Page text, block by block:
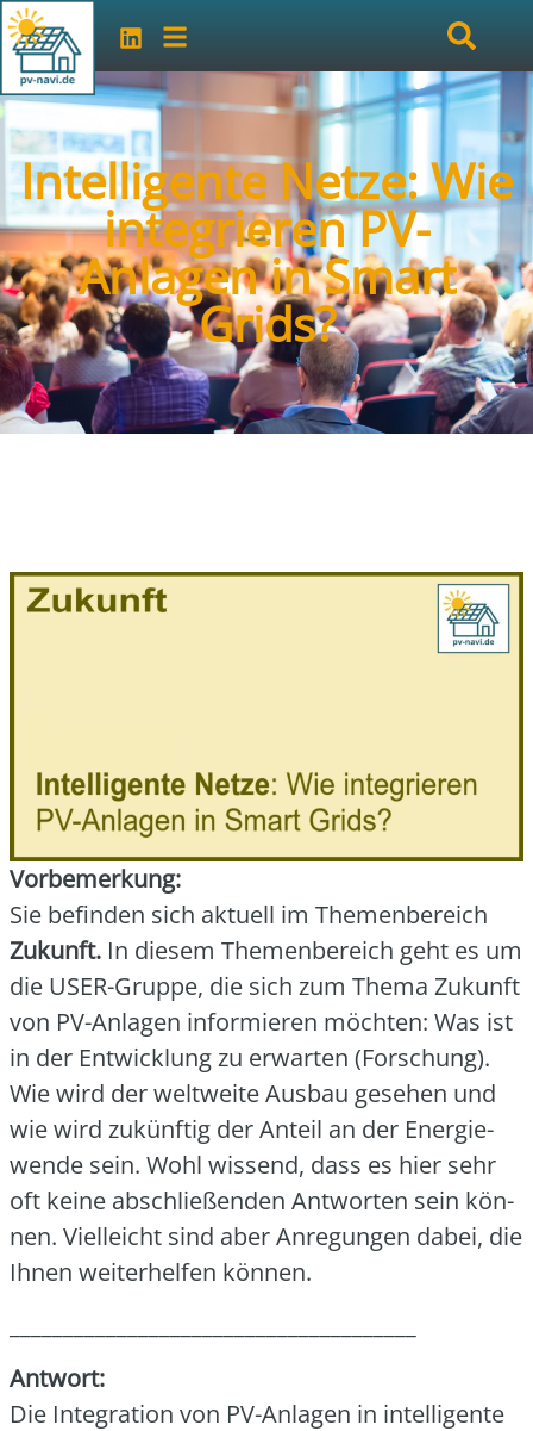
Intelligente Netze: Wie
integrieren PV-
Anlagen in Smart
Grids?
Vor­be­mer­kung:
Sie befin­den sich aktu­ell im The­men­be­reich
Zukunft. In die­sem The­men­be­reich geht es um
die USER-Grup­pe, die sich zum The­ma Zukunft
von PV-Anla­gen infor­mie­ren möch­ten: Was ist
in der Ent­wick­lung zu erwar­ten (For­schung).
Wie wird der welt­wei­te Aus­bau gese­hen und
wie wird zukünf­tig der Anteil an der Ener­gie­
wen­de sein. Wohl wis­send, dass es hier sehr
oft kei­ne abschlie­ßen­den Ant­wor­ten sein kön­
nen. Viel­leicht sind aber Anre­gun­gen dabei, die
Ihnen wei­ter­hel­fen kön­nen.
Ant­wort:
Die Inte­gra­ti­on von PV-Anla­gen in intel­li­gen­te